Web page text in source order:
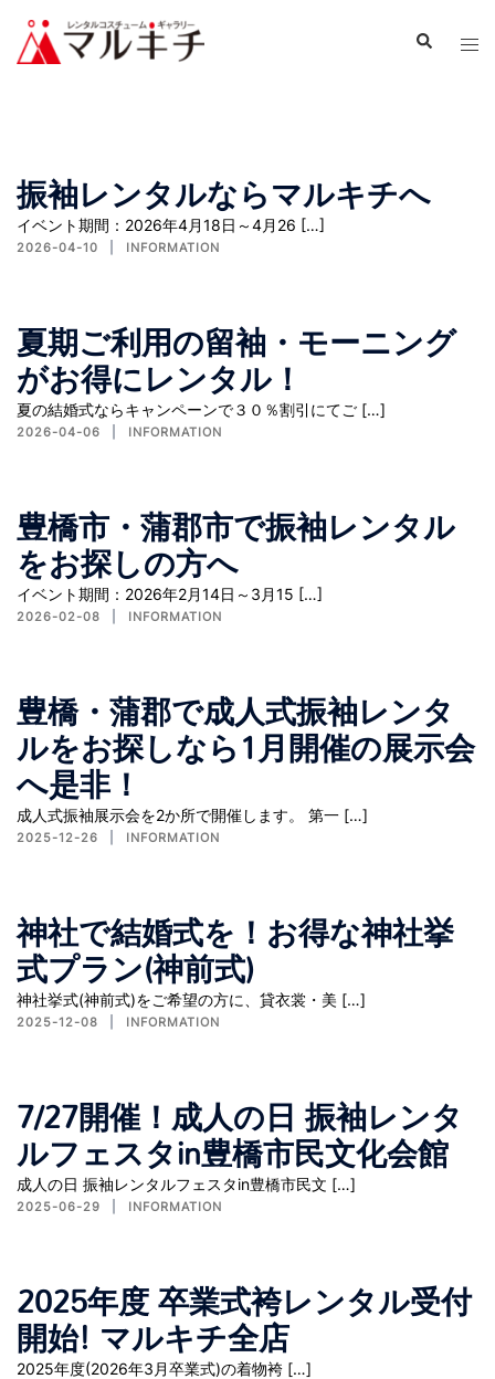
振袖レンタルならマルキチへ
イベント期間：2026年4月18日～4月26 […]
2026-04-10 INFORMATION
夏期ご利用の留袖・モーニング
がお得にレンタル！
夏の結婚式ならキャンペーンで３０％割引にてご […]
2026-04-06 INFORMATION
豊橋市・蒲郡市で振袖レンタル
をお探しの方へ
イベント期間：2026年2月14日～3月15 […]
2026-02-08 INFORMATION
豊橋・蒲郡で成人式振袖レンタ
ルをお探しなら1月開催の展示会
へ是非！
成人式振袖展示会を2か所で開催します。 第一 […]
2025-12-26 INFORMATION
神社で結婚式を！お得な神社挙
式プラン(神前式)
神社挙式(神前式)をご希望の方に、貸衣裳・美 […]
2025-12-08 INFORMATION
7/27開催！成人の日 振袖レンタ
ルフェスタin豊橋市民文化会館
成人の日 振袖レンタルフェスタin豊橋市民文 […]
2025-06-29 INFORMATION
2025年度 卒業式袴レンタル受付
開始! マルキチ全店
2025年度(2026年3月卒業式)の着物袴 […]